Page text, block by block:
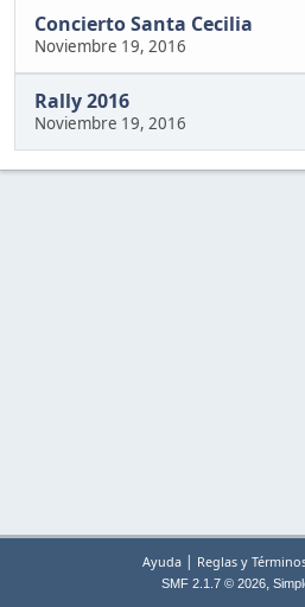
Concierto Santa Cecilia
Noviembre 19, 2016
Rally 2016
Noviembre 19, 2016
Ayuda | Reglas y
SMF 2.1.7 © 2026,